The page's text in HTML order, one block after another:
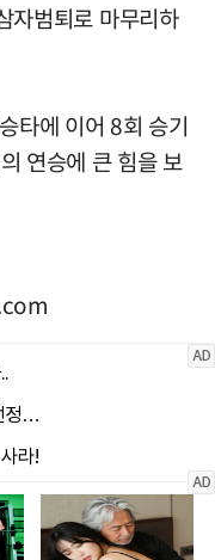
자범퇴로 마무리하
타에 이어 8회 승기
연승에 큰 힘을 보